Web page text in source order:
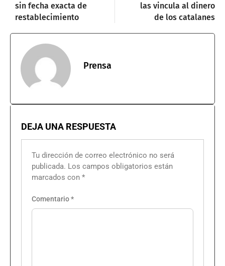
sin fecha exacta de
restablecimiento
las vincula al dinero
de los catalanes
Prensa
DEJA UNA RESPUESTA
Tu dirección de correo electrónico no será
publicada. Los campos obligatorios están
marcados con *
Comentario*